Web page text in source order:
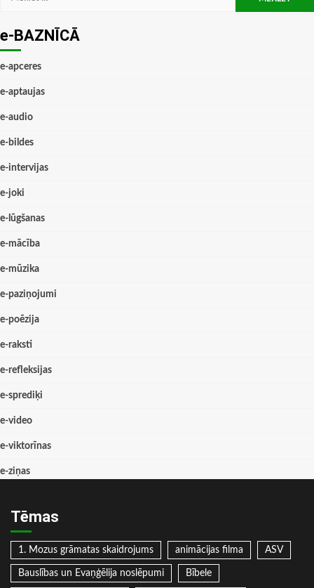
e-BAZNĪCĀ
e-apceres
e-aptaujas
e-audio
e-bildes
e-intervijas
e-joki
e-lūgšanas
e-mācība
e-mūzika
e-paziņojumi
e-poēzija
e-raksti
e-refleksijas
e-sprediķi
e-video
e-viktorīnas
e-ziņas
Tēmas
1. Mozus grāmatas skaidrojums animācijas filma ASV
Bauslības un Evaņģēlija noslēpumi Bībele